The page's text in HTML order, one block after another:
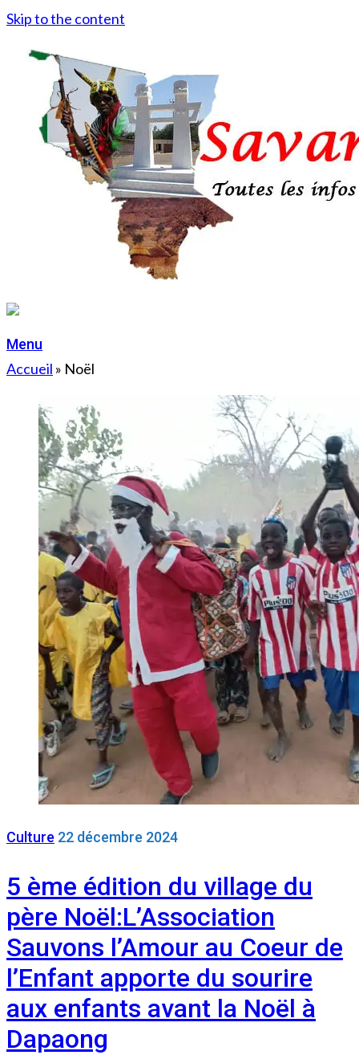
Skip to the content
Menu
Accueil » Noël
Culture 22 décembre 2024
5 ème édition du village du
père Noël:L’Association
Sauvons l’Amour au Coeur de
l’Enfant apporte du sourire
aux enfants avant la Noël à
Dapaong